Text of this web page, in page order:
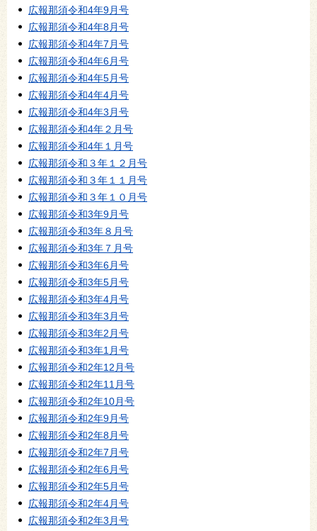
広報那須令和4年9月号
広報那須令和4年8月号
広報那須令和4年7月号
広報那須令和4年6月号
広報那須令和4年5月号
広報那須令和4年4月号
広報那須令和4年3月号
広報那須令和4年２月号
広報那須令和4年１月号
広報那須令和３年１２月号
広報那須令和３年１１月号
広報那須令和３年１０月号
広報那須令和3年9月号
広報那須令和3年８月号
広報那須令和3年７月号
広報那須令和3年6月号
広報那須令和3年5月号
広報那須令和3年4月号
広報那須令和3年3月号
広報那須令和3年2月号
広報那須令和3年1月号
広報那須令和2年12月号
広報那須令和2年11月号
広報那須令和2年10月号
広報那須令和2年9月号
広報那須令和2年8月号
広報那須令和2年7月号
広報那須令和2年6月号
広報那須令和2年5月号
広報那須令和2年4月号
広報那須令和2年3月号